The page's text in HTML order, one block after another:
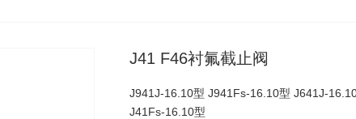
J41 F46衬氟截止阀
J941J-16.10型 J941Fs-16.10型 J641J-
J41Fs-16.10型